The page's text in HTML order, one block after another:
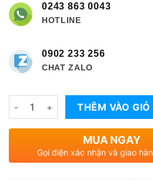
0243 863 0043
HOTLINE
0902 233 256
CHAT ZALO
Số lượng THÊM VÀO
MUA NGAY
Gọi điện xác nhận và giao